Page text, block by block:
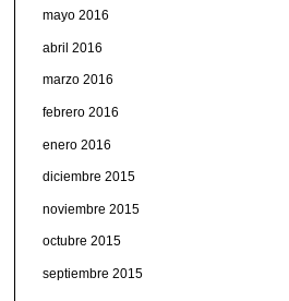
mayo 2016
abril 2016
marzo 2016
febrero 2016
enero 2016
diciembre 2015
noviembre 2015
octubre 2015
septiembre 2015